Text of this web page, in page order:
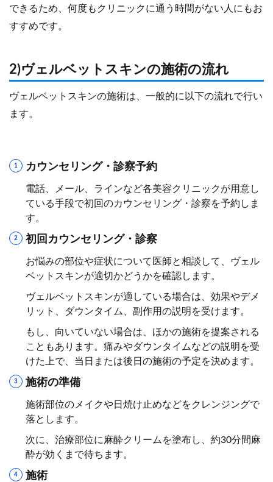
できるため、何度もクリニックに通う時間がない人にもお
すすめです。
2)ヴェルベットスキンの施術の流れ
ヴェルベットスキンの施術は、一般的に以下の流れで行い
ます。
カウンセリング・診察予約
電話、メール、ラインなど各美容クリニックが用意し
ている手段で初回のカウンセリング・診察を予約しま
す。
初回カウンセリング・診察
お悩みの部位や症状について医師と相談して、ヴェル
ベットスキンが適切かどうかを確認します。
ヴェルベットスキンが適している場合は、効果やデメ
リット、ダウンタイム、副作用の説明を受けます。
もし、向いていない場合は、ほかの施術を提案される
こともあります。痛みやダウンタイムなどの説明を受
けた上で、当日または後日の施術の予定を決めます。
施術の準備
施術部位のメイクや日焼け止めなどをクレンジングで
落とします。
次に、治療部位に麻酔クリームを塗布し、約30分間麻
酔が効くまで待ちます。
施術